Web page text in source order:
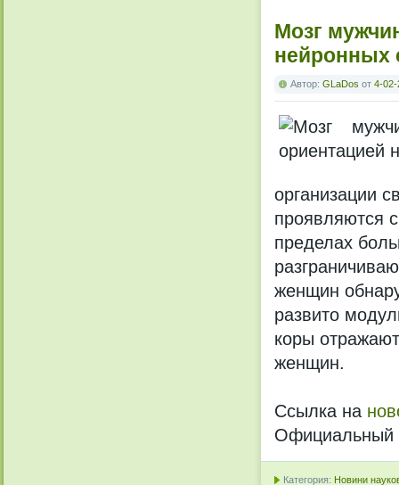
Мозг
нейронных
Автор: GLaDos от 4-02-
организации
проявляются
пределах
женщин
развито
коры
женщин.
Ссылка на
Официальный
Категория: Новини